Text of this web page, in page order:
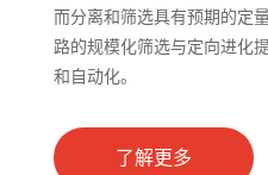
而分离和筛选具有预期的定
路的规模化筛选与定向进化
和自动化。
了解更多